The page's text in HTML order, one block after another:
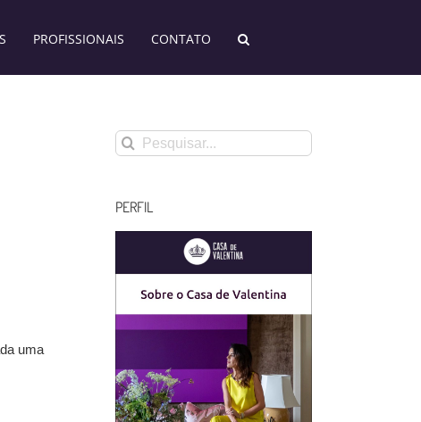
PROFISSIONAIS CONTATO
uma
Buscar
resultados
PERFIL